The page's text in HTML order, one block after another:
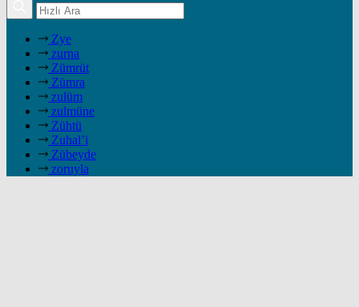
Zye
zurna
Zümrüt
Zümra
zulüm
zulmüne
Zühtü
Zuhal’i
Zübeyde
zoruyla